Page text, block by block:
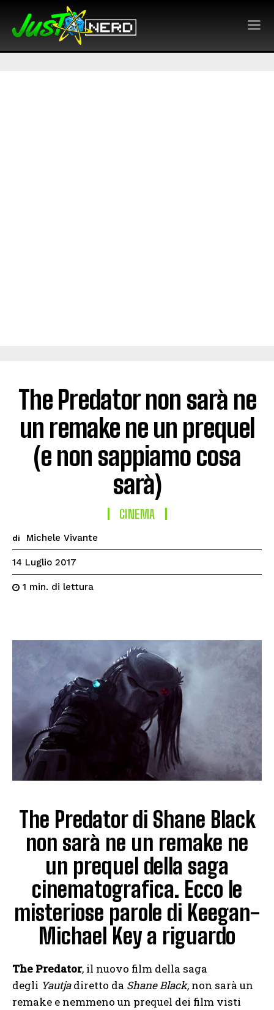
The Predator non sarà ne
un remake ne un prequel
(e non sappiamo cosa
sarà)
CINEMA
di Michele Vivante
14 Luglio 2017
1 min. di lettura
The Predator di Shane Black
non sarà ne un remake ne
un prequel della saga
cinematografica. Ecco le
misteriose parole di Keegan-
Michael Key a riguardo
The Predator, il nuovo film della saga
degli Yautjadiretto da Shane Black, non sarà un
remake e nemmeno un prequel dei film visti